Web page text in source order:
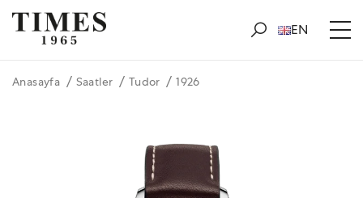
EN
Anasayfa Saatler Tudor 1926